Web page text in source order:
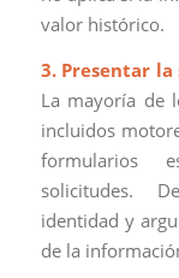
valor histórico.
3. Presentar
La mayoría de
incluidos
formularios
solicitudes.
identidad y
de la